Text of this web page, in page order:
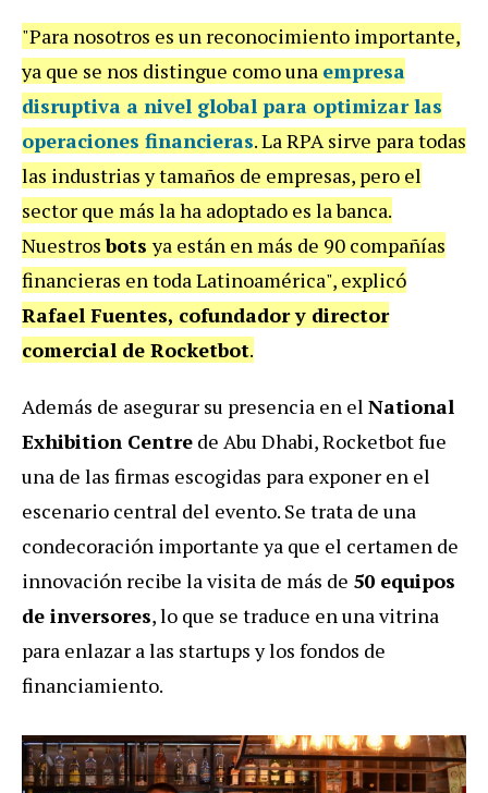
"Para nosotros es un reconocimiento importante,
ya que se nos distingue como una empresa
disruptiva a nivel global para optimizar las
operaciones financieras. La RPA sirve para todas
las industrias y tamaños de empresas, pero el
sector que más la ha adoptado es la banca.
Nuestrosbotsya están en más de 90 compañías
financieras en toda Latinoamérica", explicó
Rafael Fuentes, cofundador y director
comercial de Rocketbot.
Además de asegurar su presencia en el National
Exhibition Centre de Abu Dhabi, Rocketbot fue
una de las firmas escogidas para exponer en el
escenario central del evento. Se trata de una
condecoración importante ya que el certamen de
innovación recibe la visita de más de 50 equipos
de inversores, lo que se traduce en una vitrina
para enlazar a las startups y los fondos de
financiamiento.